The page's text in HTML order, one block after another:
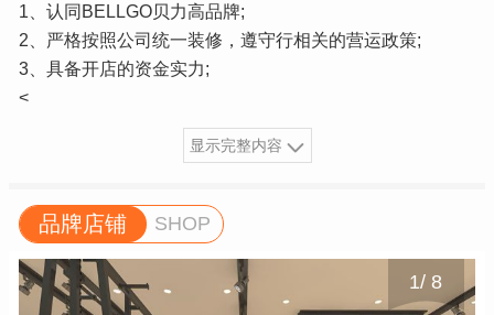
1、认同BELLGO贝力高品牌;
2、严格按照公司统一装修，遵守行相关的营运政策;
3、具备开店的资金实力;
<
显示完整内容
品牌店铺 SHOP
1/ 8